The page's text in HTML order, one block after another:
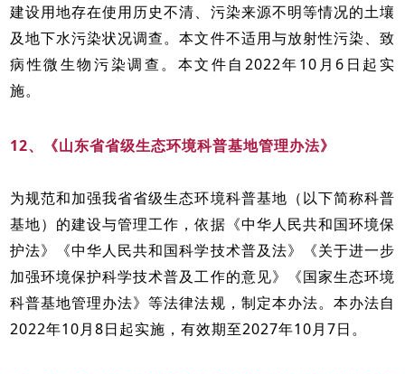
建设用地存在使用历史不清、污染来源不明等情况的土壤
及地下水污染状况调查。本文件不适用与放射性污染、致
病性微生物污染调查。本文件自2022年10月6日起实
施。
12、《山东省省级生态环境科普基地管理办法》
为规范和加强我省省级生态环境科普基地（以下简称科普
基地）的建设与管理工作，依据《中华人民共和国环境保
护法》《中华人民共和国科学技术普及法》《关于进一步
加强环境保护科学技术普及工作的意见》《国家生态环境
科普基地管理办法》等法律法规，制定本办法。本办法自
2022年10月8日起实施，有效期至2027年10月7日。